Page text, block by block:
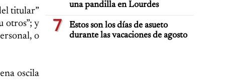
titular”
otros”; y
o
oscila
una pandilla en Lourdes
7
Estos son los días de asueto
durante las vacaciones de agosto